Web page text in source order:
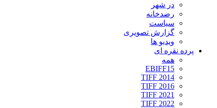
در شهر
رصدخانه
سیاست
گزارش تصویری
ویدیو ها
پرده نقره ای
همه
EBIFF15
TIFF 2014
TIFF 2016
TIFF 2021
TIFF 2022